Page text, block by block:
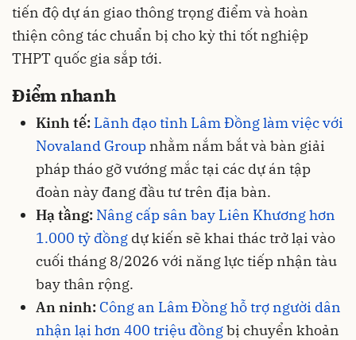
tiến độ dự án giao thông trọng điểm và hoàn
thiện công tác chuẩn bị cho kỳ thi tốt nghiệp
THPT quốc gia sắp tới.
Điểm nhanh
Kinh tế: Lãnh đạo tỉnh Lâm Đồng làm việc với
Novaland Group nhằm nắm bắt và bàn giải
pháp tháo gỡ vướng mắc tại các dự án tập
đoàn này đang đầu tư trên địa bàn.
Hạ tầng: Nâng cấp sân bay Liên Khương hơn
1.000 tỷ đồng dự kiến sẽ khai thác trở lại vào
cuối tháng 8/2026 với năng lực tiếp nhận tàu
bay thân rộng.
An ninh: Công an Lâm Đồng hỗ trợ người dân
nhận lại hơn 400 triệu đồngbị chuyển khoản